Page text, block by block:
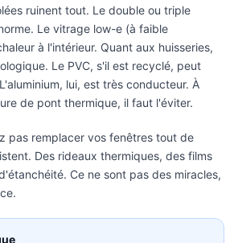
ruinent tout. Le double ou triple
Le vitrage low-e (à faible
à l'intérieur. Quant aux huisseries,
Le PVC, s'il est recyclé, peut
lui, est très conducteur. À
de pont thermique, il faut l'éviter.
pas remplacer vos fenêtres tout de
Des rideaux thermiques, des films
Ce ne sont pas des miracles,